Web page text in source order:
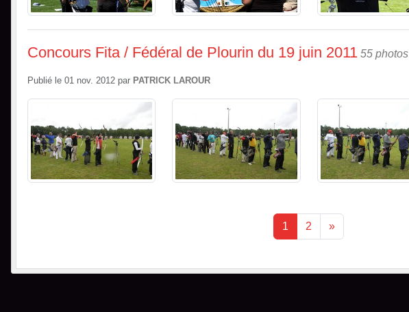
Concours Fita / Fédéral de Plourin du 19 juin 2011 55 photos
Publié le 01 nov. 2012 par PATRICK LAROUR
1 2 »